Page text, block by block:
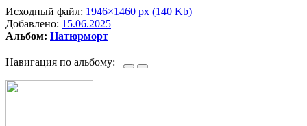
Исходный файл: 1946×1460 px (140 Kb)
Добавлено: 15.06.2025
Альбом: Натюрморт
Навигация по альбому: